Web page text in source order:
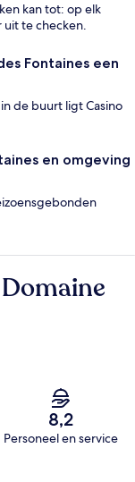
kan tot: op elk
uit te checken.
Fontaines een
de buurt ligt Casino
en omgeving
8,2
Personeel en service